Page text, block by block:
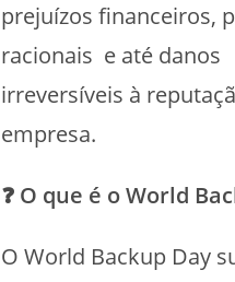
prejuízos financeiros,
racionais e até danos
irreversíveis à
empresa.
❓O que é o World
O World Backup Day